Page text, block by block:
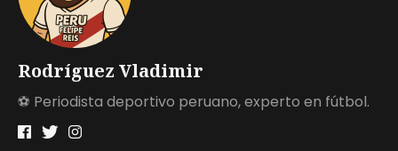
Rodríguez Vladimir
⚽ Periodista deportivo peruano, experto en fútbol.